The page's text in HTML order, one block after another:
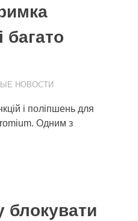
багато
НОВОСТИ
і поліпшень для
Одним з
блокувати